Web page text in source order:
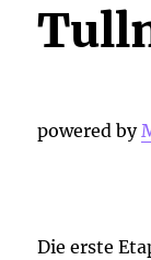
powered by
Die erste